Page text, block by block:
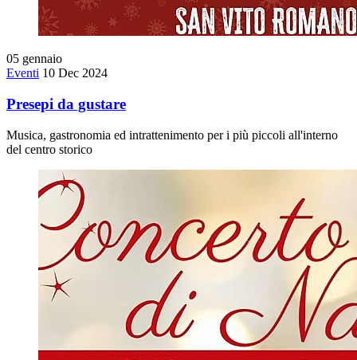
05 gennaio
Eventi 10 Dec 2024
Presepi da gustare
Musica, gastronomia ed intrattenimento per i più piccoli all'interno
del centro storico